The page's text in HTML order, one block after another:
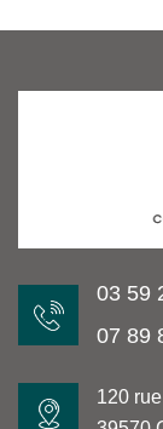
03 59
07 89
120